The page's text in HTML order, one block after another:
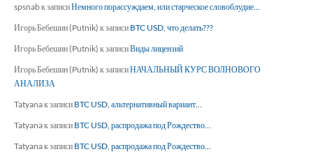
spsnabк записиНемного порассуждаем, или старческое словоблудие…
Игорь Бебешин (Putnik) к записи BTC USD, что делать???
Игорь Бебешин (Putnik) к записиВиды лицензий
Игорь Бебешин (Putnik) к записиНАЧАЛЬНЫЙ КУРС ВОЛНОВОГО
АНАЛИЗА
Tatyanaк записи BTC USD, альтернативный вариант…
Tatyanaк записи BTC USD, распродажа под Рождество…
Tatyanaк записи BTC USD, распродажа под Рождество…